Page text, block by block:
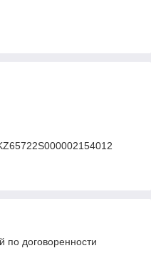
по договоренности